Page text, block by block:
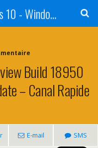
Windows 11 - Windows 10 - Windows 8 - Windows 7 - VISTA
Build 18950
– Canal Rapide
E-mail SMS